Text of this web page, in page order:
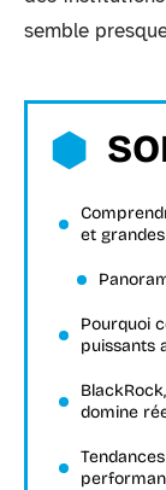
semble
et
Pourquoi
puissants
domine